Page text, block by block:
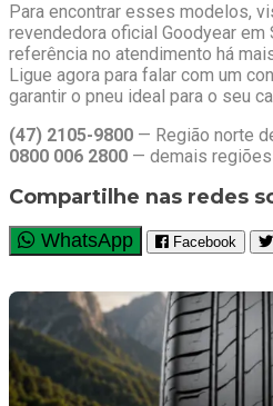
Para encontrar esses modelos,
revendedora oficial Goodyear em
referência no atendimento há
Ligue agora para falar com um
garantir o pneu ideal para o seu
(47) 2105-9800 — Região norte
0800 006 2800 — demais regiões
Compartilhe nas redes
WhatsApp Facebook